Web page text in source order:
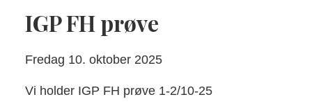
IGP FH prøve
Fredag 10. oktober 2025
Vi holder IGP FH prøve 1-2/10-25